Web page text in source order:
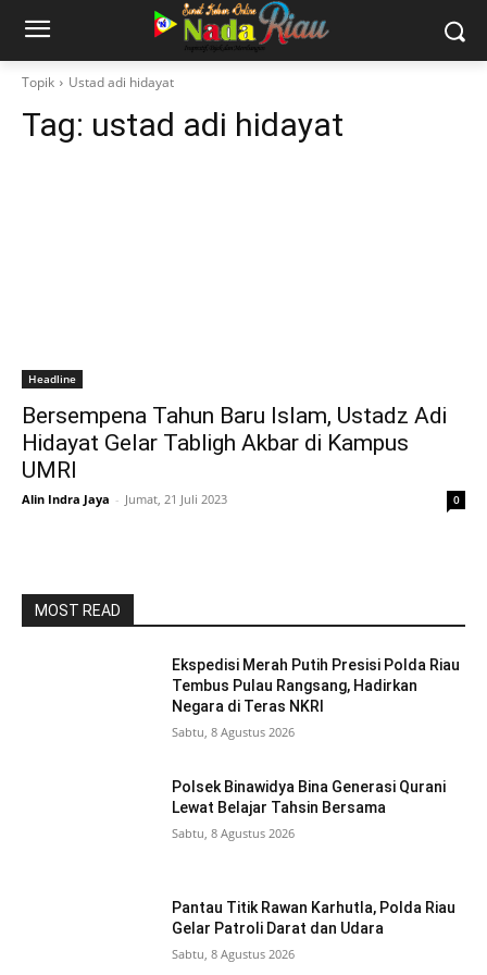
Topik Ustad adi hidayat
Tag: ustad adi hidayat
Headline
Bersempena Tahun Baru Islam, Ustadz Adi
Hidayat Gelar Tabligh Akbar di Kampus
UMRI
Alin Indra Jaya - Jumat, 21 Juli 2023 0
MOST READ
Ekspedisi Merah Putih Presisi Polda Riau
Tembus Pulau Rangsang, Hadirkan
Negara di Teras NKRI
Sabtu, 8 Agustus 2026
Polsek Binawidya Bina Generasi Qurani
Lewat Belajar Tahsin Bersama
Sabtu, 8 Agustus 2026
Pantau Titik Rawan Karhutla, Polda Riau
Gelar Patroli Darat dan Udara
Sabtu, 8 Agustus 2026